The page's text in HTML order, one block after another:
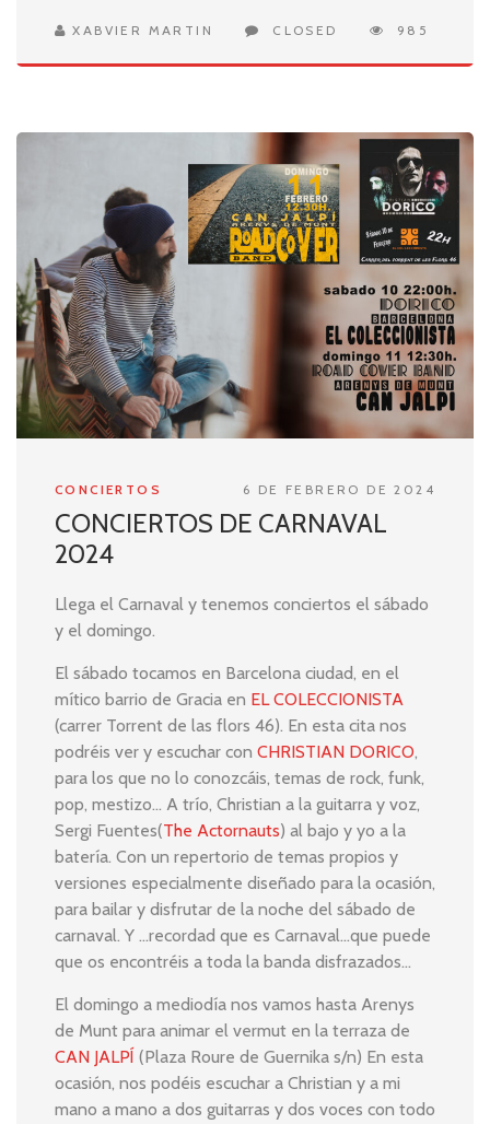
XABVIER MARTIN CLOSED 985
CONCIERTOS 6 DE FEBRERO DE 2024
CONCIERTOS DE CARNAVAL
2024
Llega el Carnaval y tenemos conciertos el sábado
y el domingo.
El sábado tocamos en Barcelona ciudad, en el
mítico barrio de Gracia en EL COLECCIONISTA
(carrer Torrent de las flors 46). En esta cita nos
podréis ver y escuchar con CHRISTIAN DORICO,
para los que no lo conozcáis, temas de rock, funk,
pop, mestizo… A trío, Christian a la guitarra y voz,
Sergi Fuentes(The Actornauts) al bajo y yo a la
batería. Con un repertorio de temas propios y
versiones especialmente diseñado para la ocasión,
para bailar y disfrutar de la noche del sábado de
carnaval. Y …recordad que es Carnaval…que puede
que os encontréis a toda la banda disfrazados…
El domingo a mediodía nos vamos hasta Arenys
de Munt para animar el vermut en la terraza de
CAN JALPÍ (Plaza Roure de Guernika s/n) En esta
ocasión, nos podéis escuchar a Christian y a mi
mano a mano a dos guitarras y dos voces con todo